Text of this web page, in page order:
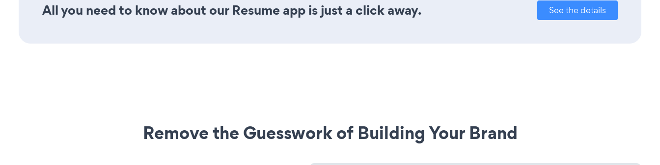
All you need to know about our Resume app is just a click away. See the details
Remove the Guesswork of Building Your Brand